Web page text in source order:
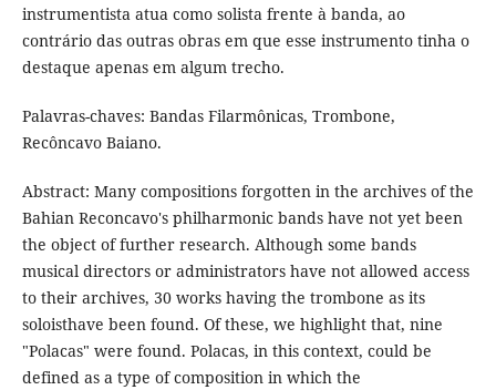
instrumentista atua como solista frente à banda, ao
contrário das outras obras em que esse instrumento tinha o
destaque apenas em algum trecho.
Palavras-chaves: Bandas Filarmônicas, Trombone,
Recôncavo Baiano.
Abstract: Many compositions forgotten in the archives of the
Bahian Reconcavo's philharmonic bands have not yet been
the object of further research. Although some bands
musical directors or administrators have not allowed access
to their archives, 30 works having the trombone as its
soloisthave been found. Of these, we highlight that, nine
"Polacas" were found. Polacas, in this context, could be
defined as a type of composition in which the